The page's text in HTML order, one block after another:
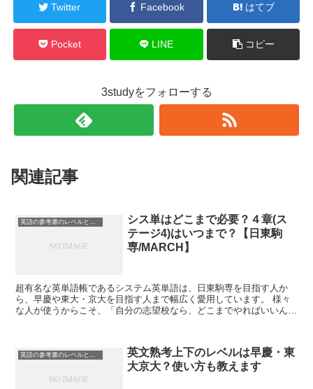
Twitter Facebook はてブ
Pocket LINE コピー
3studyをフォローする
関連記事
シス単はどこまで必要？４章(ス
テージ4)はいつまで？【日東駒
専/MARCH】
超有名な英単語帳であるシステム英単語は、日東駒専を目指す人か
ら、早慶や東大・京大を目指す人まで幅広く愛用しています。 様々
な人が使うからこそ、「自分の志望校なら、どこまでやればいいんだ
英語の参考書のレベルと使い方
英文熟考上下のレベルは早慶・東
大京大？使い方も教えます